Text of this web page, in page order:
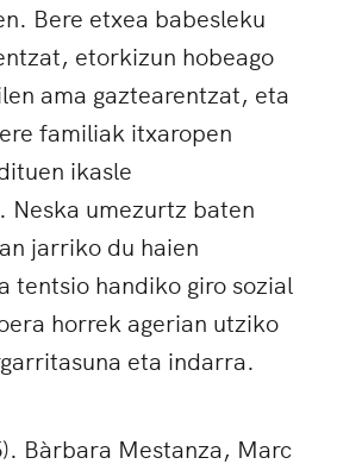
Bere etxea babesleku
etorkizun hobeago
ama gaztearentzat, eta
familiak itxaropen
ikasle
Neska umezurtz baten
jarriko du haien
tentsio handiko giro sozial
horrek agerian utziko
eta indarra.
Bàrbara Mestanza, Marc